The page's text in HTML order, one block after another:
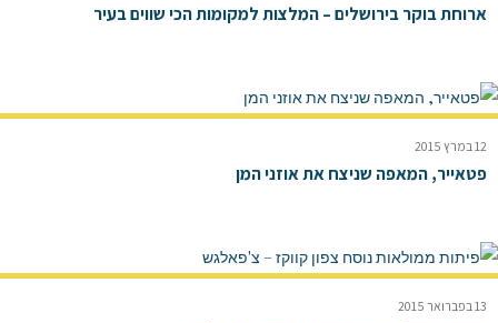
ארוחת בוקר בירושלים – המלצות למקומות הכי שווים בעיר
12 במרץ 2015
פטאייר, המאפה שניצח את אוזני המן
13 בפברואר 2015